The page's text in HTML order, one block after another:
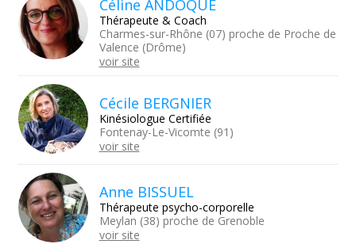
Céline ANDOQUE
Thérapeute & Coach
Charmes-sur-Rhône (07) proche de Proche de
Valence (Drôme)
voir site
Cécile BERGNIER
Kinésiologue Certifiée
Fontenay-Le-Vicomte (91)
voir site
Anne BISSUEL
Thérapeute psycho-corporelle
Meylan (38) proche de Grenoble
voir site